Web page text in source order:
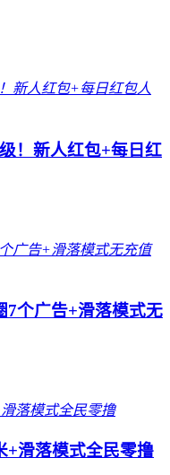
！新人红包+每日红
7个广告+滑落模式无
+滑落模式全民零撸